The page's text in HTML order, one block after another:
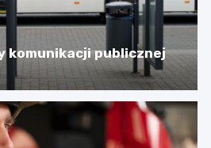
komunikacji publicznej